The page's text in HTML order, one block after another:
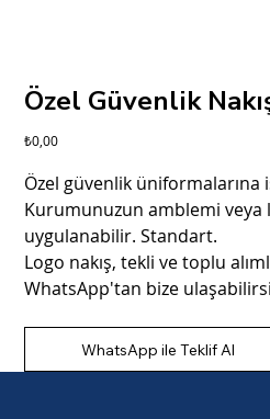
Özel Güvenlik
Fiyat
₺0,00
Özel güvenlik üniformalarına
Kurumunuzun amblemi veya
uygulanabilir. Standart.
Logo nakış, tekli ve toplu
WhatsApp'tan bize
WhatsApp ile Teklif Al